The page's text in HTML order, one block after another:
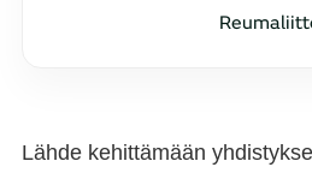
Lähde kehittämään